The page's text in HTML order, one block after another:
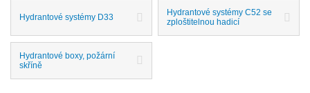
Hydrantové systémy D33
Hydrantové systémy C52 se
zploštitelnou hadicí
Hydrantové boxy, požární
skříně